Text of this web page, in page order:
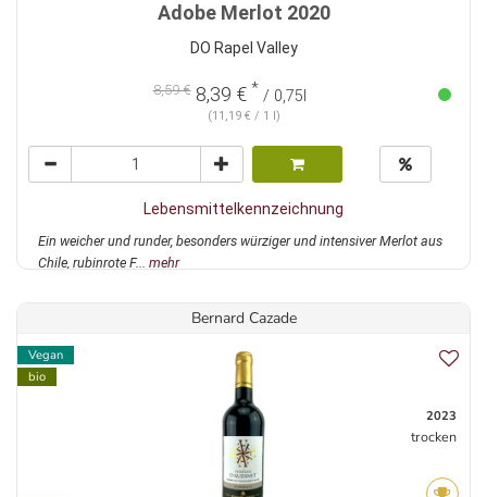
Adobe Merlot 2020
DO Rapel Valley
8,59 €8,39 € * / 0,75l
(11,19 € / 1 l)
Lebensmittelkennzeichnung
Ein weicher und runder, besonders würziger und intensiver Merlot aus
Chile, rubinrote F... mehr
Bernard Cazade
Vegan
bio
2023
trocken